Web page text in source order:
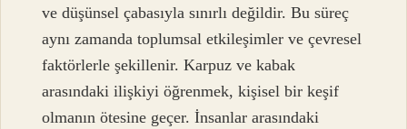
ve düşünsel çabasıyla sınırlı değildir. Bu süreç
aynı zamanda toplumsal etkileşimler ve çevresel
faktörlerle şekillenir. Karpuz ve kabak
arasındaki ilişkiyi öğrenmek, kişisel bir keşif
olmanın ötesine geçer. İnsanlar arasındaki